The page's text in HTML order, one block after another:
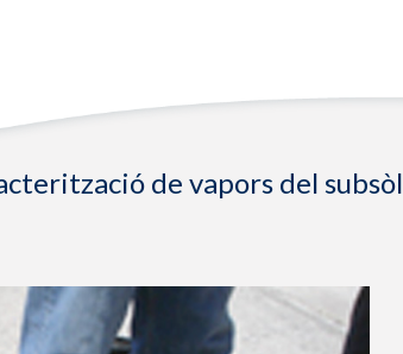
de vapors del subsòl